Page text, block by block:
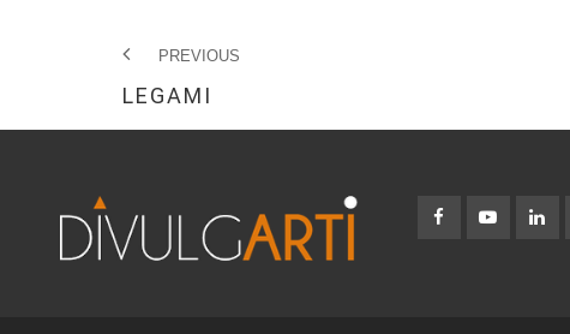
PREVIOUS
LEGAMI